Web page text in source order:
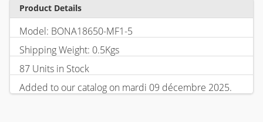
Product Details
Model: BONA18650-MF1-5
Shipping Weight: 0.5Kgs
87 Units in Stock
Added to our catalog on mardi 09 décembre 2025.